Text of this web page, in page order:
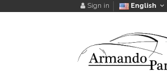
Sign in English